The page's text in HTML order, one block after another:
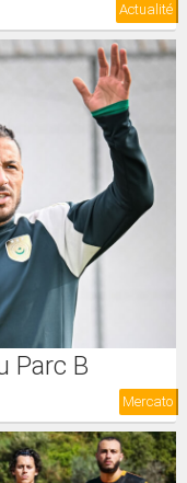
Actualité
Parc B
Mercato